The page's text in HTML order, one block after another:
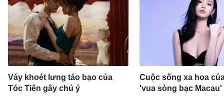
Váy khoét lưng táo bạo của
Tóc Tiên gây chú ý
Cuộc sống xa hoa
'vua sòng bạc Macau'